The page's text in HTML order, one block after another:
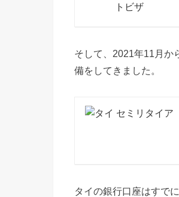
そして、2021年11月か
備をしてきました。
タイの銀行口座はすでに